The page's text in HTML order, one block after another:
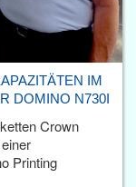
IM
DOMINO N730I
Crown
Printing